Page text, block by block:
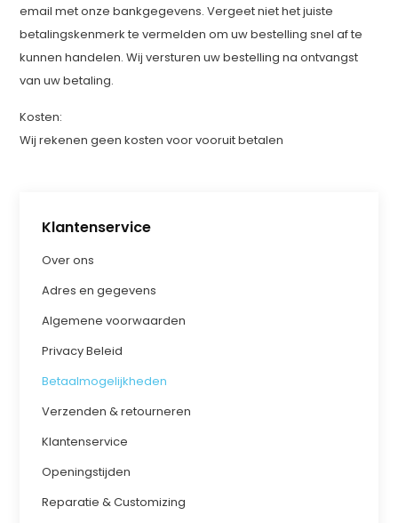
Klantenservice
Over ons
Adres en gegevens
Algemene voorwaarden
Privacy Beleid
Betaalmogelijkheden
Verzenden & retourneren
Klantenservice
Openingstijden
Reparatie & Customizing
email met onze bankgegevens. Vergeet niet het juiste
betalingskenmerk te vermelden om uw bestelling snel af te
kunnen handelen. Wij versturen uw bestelling na ontvangst
van uw betaling.
Kosten:
Wij rekenen geen kosten voor vooruit betalen